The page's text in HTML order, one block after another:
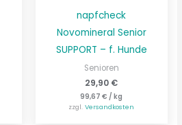
napfcheck
Novomineral Senior
SUPPORT – f. Hunde
Senioren
29,90 €
99,67€ /kg
zzgl.Versandkosten